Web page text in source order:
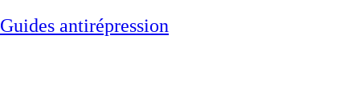
Guides antirépression